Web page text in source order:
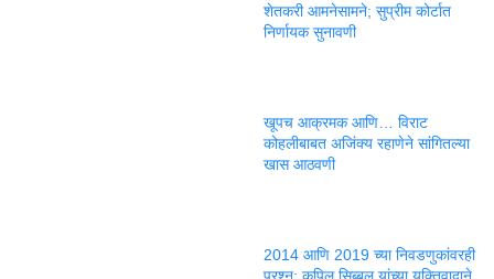
शेतकरी आमनेसामने; सुप्रीम कोर्टात
निर्णायक सुनावणी
खूपच आक्रमक आणि… विराट
कोहलीबाबत अजिंक्य रहाणेने सांगितल्या
खास आठवणी
2014 आणि 2019 च्या निवडणुकांवरही
प्रश्न; कपिल सिब्बल यांच्या युक्तिवादाने